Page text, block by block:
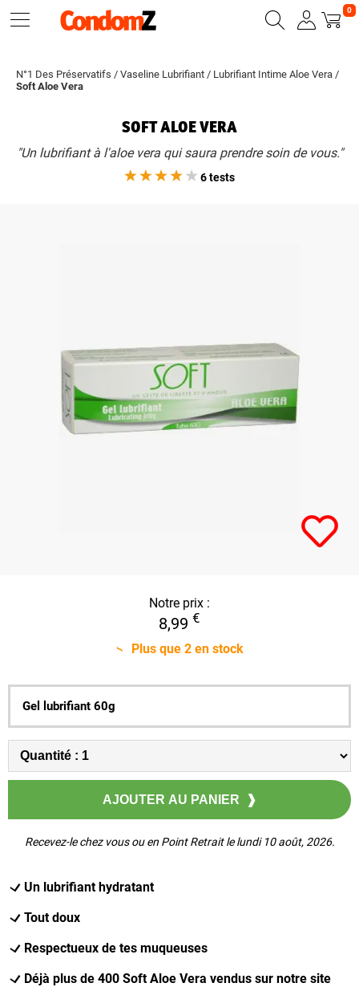
0
N°1 Des Préservatifs / Vaseline Lubrifiant / Lubrifiant Intime Aloe Vera /
Soft Aloe Vera
SOFT ALOE VERA
"Un lubrifiant à l'aloe vera qui saura prendre soin de vous."
6 tests
Notre prix :
8,99 €
Plus que 2en stock
Gel lubrifiant 60g
Recevez-le chez vous ou en Point Retrait le lundi 10 août, 2026.
Un lubrifiant hydratant
Tout doux
Respectueux de tes muqueuses
Déjà plus de 400 Soft Aloe Vera vendus sur notre site